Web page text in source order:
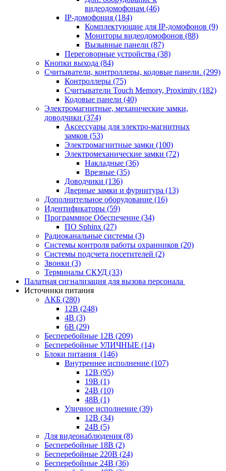
видеодомофонам (46)
IP-домофония (184)
Комплектующие для IP-домофонов (9)
Мониторы видеодомофонов (88)
Вызывные панели (87)
Переговорные устройства (38)
Кнопки выхода (84)
Считыватели, контроллеры, кодовые панели. (299)
Контроллеры (75)
Считыватели Touch Memory, Proximity (182)
Кодовые панели (40)
Электромагнитные, механические замки,
доводчики (374)
Аксессуары для электро-магнитных
замков (53)
Электромагнитные замки (100)
Электромеханические замки (72)
Накладные (36)
Врезные (35)
Доводчики (136)
Дверные замки и фурнитура (13)
Дополнительное оборудование (16)
Идентификаторы (59)
Программное Обеспечение (34)
ПО Sphinx (27)
Радиоканальные системы (3)
Системы контроля работы охранников (20)
Системы подсчета посетителей (2)
Звонки (3)
Терминалы СКУД (33)
Палатная сигнализация для вызова персонала
Источники питания
АКБ (280)
12В (248)
4В (3)
6В (29)
Бесперебойные 12В (209)
Бесперебойные УЛИЧНЫЕ (14)
Блоки питания (146)
Внутреннее исполнение (107)
12В (95)
19В (1)
24В (10)
48В (1)
Уличное исполнение (39)
12В (34)
24В (5)
Для видеонаблюдения (8)
Бесперебойные 18В (2)
Бесперебойные 220В (24)
Бесперебойные 24В (36)